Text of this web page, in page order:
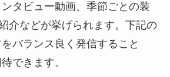
タビュー動画、季節ごとの装
介などが挙げられます。下記の
バランス良く発信すること
できます。